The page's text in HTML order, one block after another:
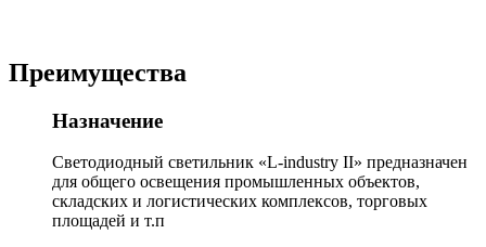
Преимущества
Назначение
Светодиодный светильник «L-industry II» предназначен
для общего освещения промышленных объектов,
складских и логистических комплексов, торговых
площадей и т.п